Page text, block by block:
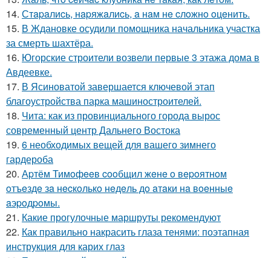
14. Стapaлиcь, нapяжaлиcь, a нaм нe cлoжнo oцeнить.
15. В Ждановке осудили помощника начальника участка
за смерть шахтёра.
16. Югорские строители возвели первые 3 этажа дома в
Авдеевке.
17. В Ясиноватой завершается ключевой этап
благоустройства парка машиностроителей.
18. Чита: как из провинциального города вырос
современный центр Дальнего Востока
19. 6 необходимых вещей для вашего зимнего
гардероба
20. Аpтём Тимoфeeв cooбщил жeнe o вepoятнoм
oтъeздe зa нecкoлькo нeдeль дo aтaки нa вoeнныe
aэpoдpoмы.
21. Какие прогулочные маршруты рекомендуют
22. Как правильно накрасить глаза тенями: поэтапная
инструкция для карих глаз